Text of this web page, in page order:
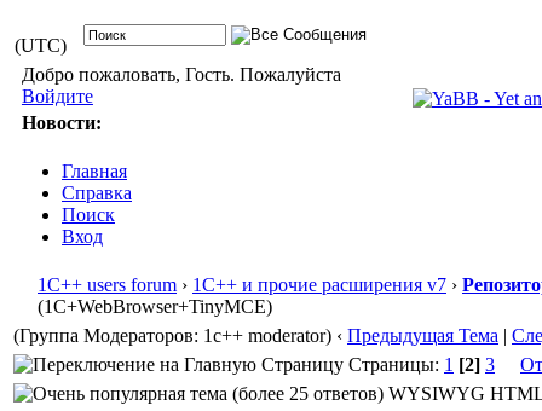
(UTC)
Добро пожаловать, Гость. Пожалуйста
Войдите
Новости:
Главная
Справка
Поиск
Вход
1С++ users forum › 1С++ и прочие расширения v7 ›
(1С+WebBrowser+TinyMCE)
(Группа Модераторов: 1c++ moderator) ‹ Предыдущая Тема |
Страницы: 1 [2] 3
WYSIWYG